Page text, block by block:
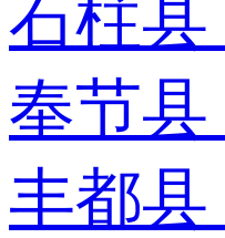
石柱县
奉节县
丰都县